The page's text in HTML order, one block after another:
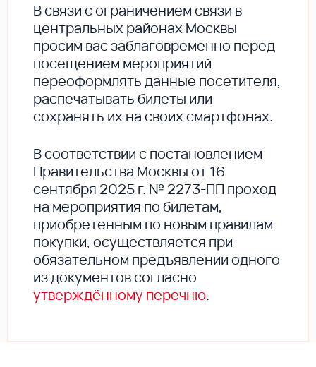
В cвязи с ограничением связи в
центральных районах Москвы
просим вас заблаговременно перед
посещением мероприятий
переоформлять данные посетителя,
распечатывать билеты или
сохранять их на своих смартфонах.
В соответствии с постановлением
Правительства Москвы от 16
сентября 2025 г. № 2273-ПП проход
на мероприятия по билетам,
приобретенным по новым правилам
покупки, осуществляется при
обязательном предъявлении одного
из документов согласно
утверждённому перечню.